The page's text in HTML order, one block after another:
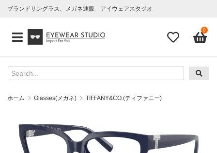
ブランドサングラス、メガネ通販 アイウェアスタジオ
0
ホーム Glasses(メガネ) TIFFANY&CO.(ティファニー)